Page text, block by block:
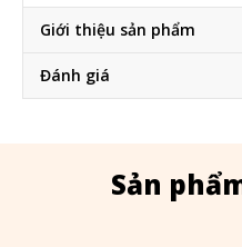
Giới thiệu sản phẩm
Đánh giá
Sản